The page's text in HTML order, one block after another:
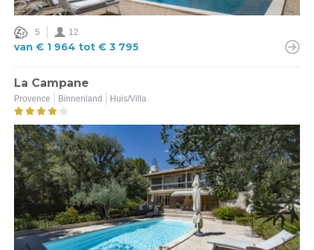
5 12
van € 1 964 tot € 3 795
La Campane
Provence Binnenland Huis/Villa